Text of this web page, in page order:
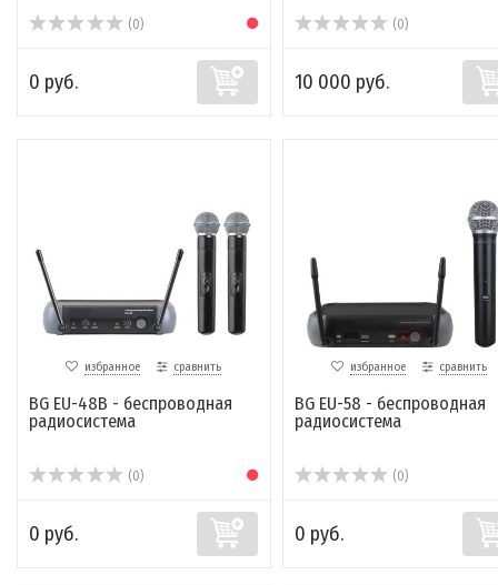
(0)
0 руб.
(0)
10 000 руб.
избранное сравнить
BG EU-48B - беспроводная
радиосистема
(0)
0 руб.
избранное сравнить
BG EU-58 - беспроводная
радиосистема
(0)
0 руб.